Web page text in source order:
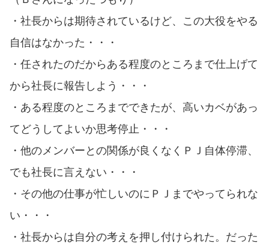
・社長からは期待されているけど、この大役をやる
自信はなかった・・・
・任されたのだからある程度のところまで仕上げて
から社長に報告しよう・・・
・ある程度のところまでできたが、高いカベがあっ
てどうしてよいか思考停止・・・
・他のメンバーとの関係が良くなくＰＪ自体停滞、
でも社長に言えない・・・
・その他の仕事が忙しいのにＰＪまでやってられな
い・・・
・社長からは自分の考えを押し付けられた。だった